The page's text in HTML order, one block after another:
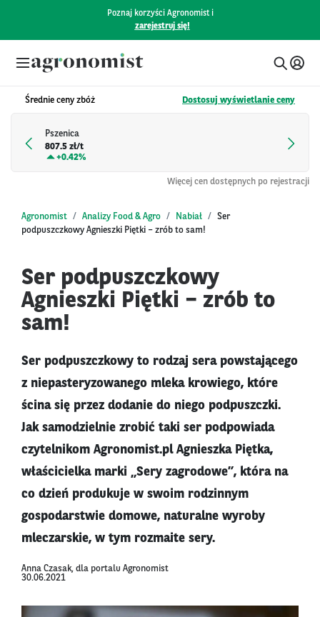
Poznaj korzyści Agronomist i
zarejestruj się!
Średnie ceny zbóż Dostosuj wyświetlanie ceny
Pszenica
807.5 zł/t
+0.42%
Więcej cen dostępnych po rejestracji
Agronomist Analizy Food & Agro Nabiał
Ser
podpuszczkowy Agnieszki Piętki – zrób to sam!
Ser podpuszczkowy
Agnieszki Piętki – zrób to
sam!
Ser podpuszczkowy to rodzaj sera powstającego
z niepasteryzowanego mleka krowiego, które
ścina się przez dodanie do niego podpuszczki.
Jak samodzielnie zrobić taki ser podpowiada
czytelnikom Agronomist.pl Agnieszka Piętka,
właścicielka marki „Sery zagrodowe”, która na
co dzień produkuje w swoim rodzinnym
gospodarstwie domowe, naturalne wyroby
mleczarskie, w tym rozmaite sery.
Anna Czasak, dla portalu Agronomist
30.06.2021